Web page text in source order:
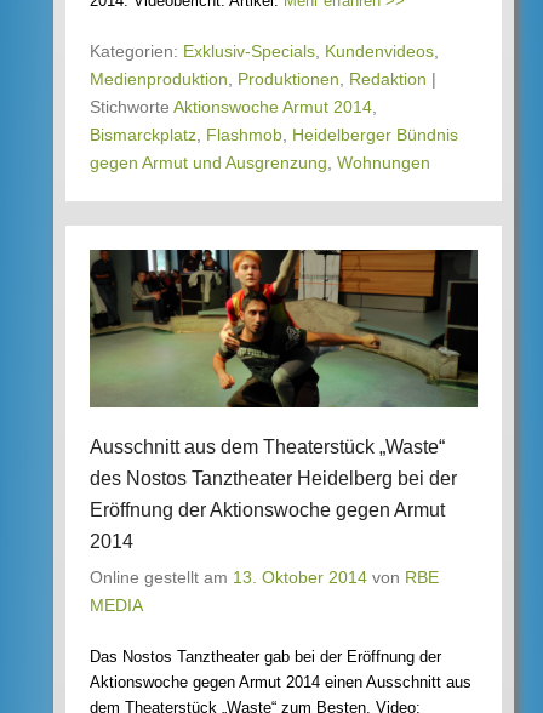
Kategorien: Exklusiv-Specials, Kundenvideos,
Medienproduktion, Produktionen, Redaktion |
Stichworte Aktionswoche Armut 2014,
Bismarckplatz, Flashmob, Heidelberger Bündnis
gegen Armut und Ausgrenzung, Wohnungen
Ausschnitt aus dem Theaterstück „Waste“
des Nostos Tanztheater Heidelberg bei der
Eröffnung der Aktionswoche gegen Armut
2014
Online gestellt am 13. Oktober 2014 von RBE
MEDIA
Das Nostos Tanztheater gab bei der Eröffnung der
Aktionswoche gegen Armut 2014 einen Ausschnitt aus
dem Theaterstück „Waste“ zum Besten. Video: